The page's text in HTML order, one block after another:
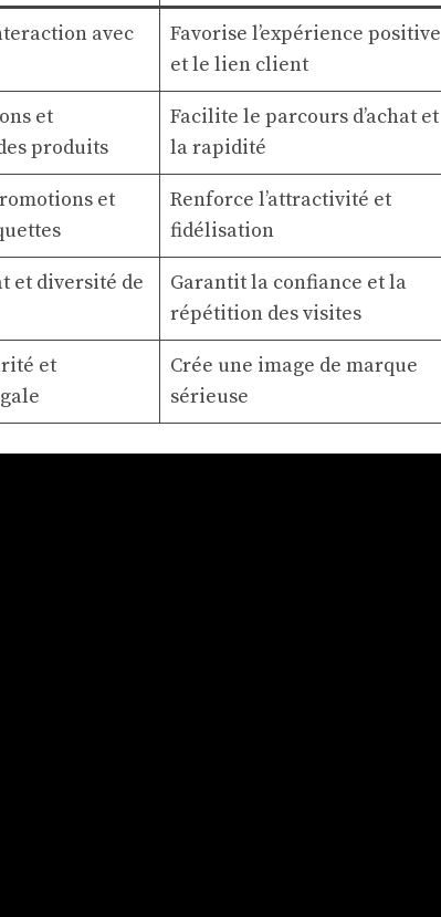
avec
Favorise l’expérience positive
et le lien client
et
produits
Facilite le parcours d’achat et
la rapidité
et
Renforce l’attractivité et
fidélisation
et diversité de
Garantit la confiance et la
répétition des visites
et
Crée une image de marque
sérieuse